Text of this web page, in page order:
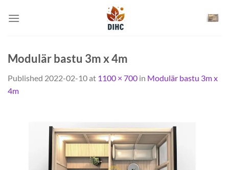
Modulär bastu 3m x 4m
Published 2022-02-10at 1100 × 700 in Modulär bastu 3m x
4m